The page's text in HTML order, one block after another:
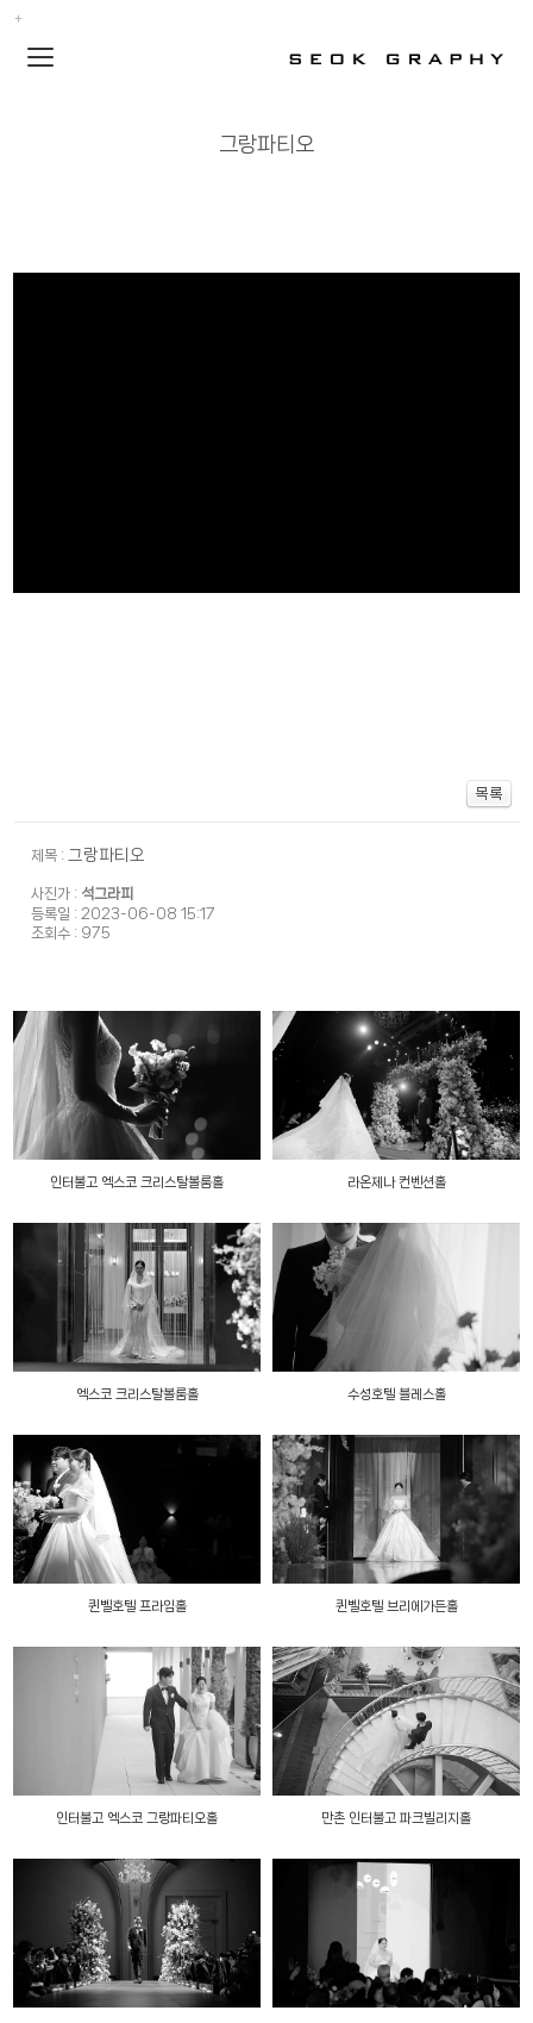
Toggle
navigation
그랑파티오
제목 : 그랑파티오
사진가 : 석그라피
등록일 : 2023-06-08 15:17
조회수 : 975
인터불고 엑스코 크리스탈볼룸홀 라온제나 컨벤션홀
엑스코 크리스탈볼룸홀 수성호텔 블레스홀
퀸벨호텔 프라임홀 퀸벨호텔 브리에가든홀
인터불고 엑스코 그랑파티오홀 만촌 인터불고 파크빌리지홀